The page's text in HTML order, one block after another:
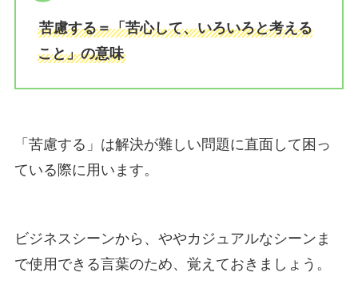
苦慮する＝「苦心して、いろいろと考える
こと」の意味
「苦慮する」は解決が難しい問題に直面して困っ
ている際に用います。
ビジネスシーンから、ややカジュアルなシーンま
で使用できる言葉のため、覚えておきましょう。